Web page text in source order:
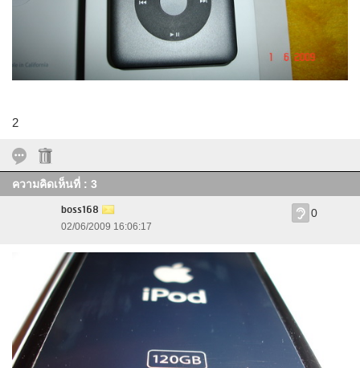
2
ความคิดเห็นที่ : 3
boss168
02/06/2009 16:06:17
0